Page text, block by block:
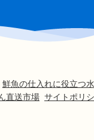
鮮魚の仕入れに役立つ
直送市場 サイトポリ